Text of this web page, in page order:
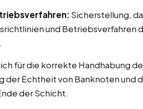
Sicherstellung,
und Betriebsverfahren
für die korrekte Handhabung
der Echtheit von Banknoten und
der Schicht.